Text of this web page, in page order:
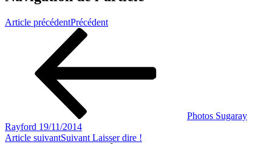
Article précédentPrécédent
Photos Sugaray
Rayford 19/11/2014
Article suivantSuivant Laisser dire !